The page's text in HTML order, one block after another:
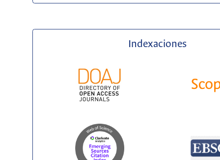
Indexaciones